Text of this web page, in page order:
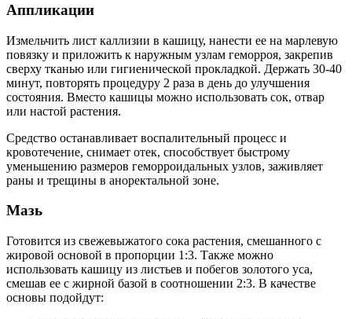
Аппликации
Измельчить лист каллизии в кашицу, нанести ее на марлевую
повязку и приложить к наружным узлам геморроя, закрепив
сверху тканью или гигиенической прокладкой. Держать 30-40
минут, повторять процедуру 2 раза в день до улучшения
состояния. Вместо кашицы можно использовать сок, отвар
или настой растения.
Средство останавливает воспалительный процесс и
кровотечение, снимает отек, способствует быстрому
уменьшению размеров геморроидальных узлов, заживляет
раны и трещины в аноректальной зоне.
Мазь
Готовится из свежевыжатого сока растения, смешанного с
жировой основой в пропорции 1:3. Также можно
использовать кашицу из листьев и побегов золотого уса,
смешав ее с жирной базой в соотношении 2:3. В качестве
основы подойдут: